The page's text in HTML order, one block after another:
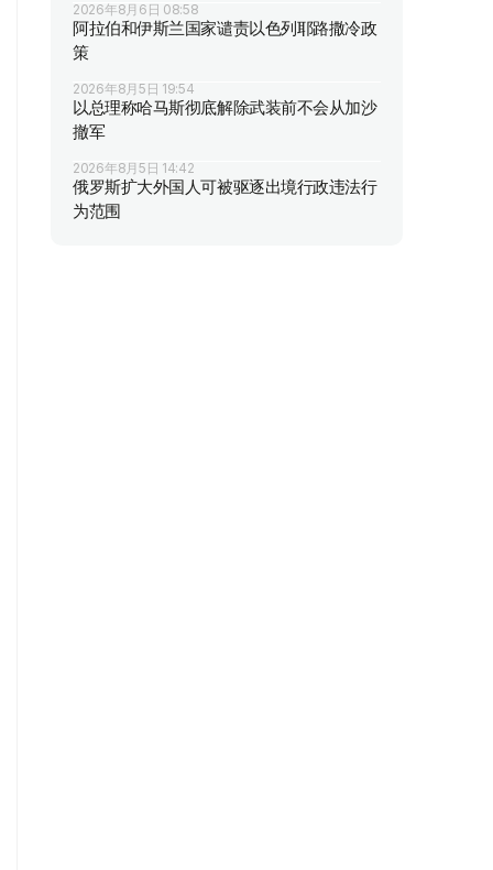
2026年8月6日 08:58
阿拉伯和伊斯兰国家谴责以色列耶路撒冷政
策
2026年8月5日 19:54
以总理称哈马斯彻底解除武装前不会从加沙
撤军
2026年8月5日 14:42
俄罗斯扩大外国人可被驱逐出境行政违法行
为范围